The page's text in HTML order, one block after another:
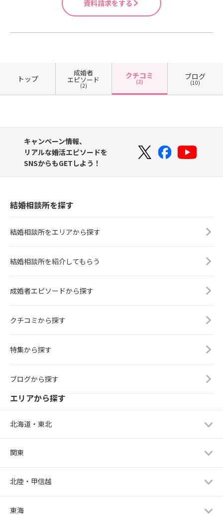
資料請求をする
トップ
成婚者
エピソード
(2)
クチコミ
(2)
ブログ
(10)
キャンペーン情報、
リアルな婚活エピソードを
SNSからもGETしよう！
結婚相談所を探す
結婚相談所をエリアから探す
結婚相談所を紹介してもらう
成婚者エピソードから探す
クチコミから探す
特集から探す
ブログから探す
エリアから探す
北海道・東北
関東
北陸・甲信越
東海